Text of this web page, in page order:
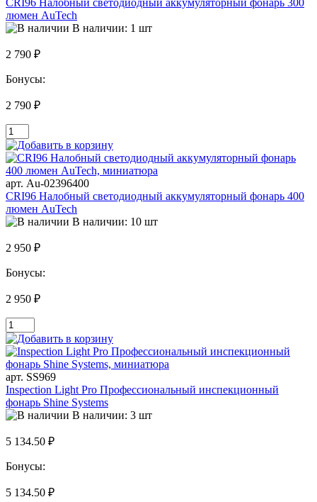
люмен AuTech
В наличии: 1 шт
2 790 ₽
Бонусы:
2 790 ₽
арт. Au-02396400
CRI96 Налобный светодиодный аккумуляторный фонарь 400
люмен AuTech
В наличии: 10 шт
2 950 ₽
Бонусы:
2 950 ₽
арт. SS969
Inspection Light Pro Профессиональный инспекционный
фонарь Shine Systems
В наличии: 3 шт
5 134.50 ₽
Бонусы:
5 134.50 ₽